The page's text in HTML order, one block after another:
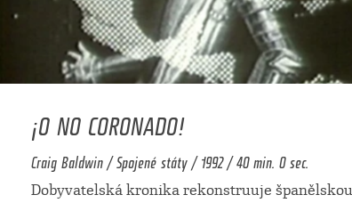
¡O NO CORONADO!
Craig Baldwin / Spojené státy / 1992 / 40 min. 0 sec.
Dobyvatelská kronika rekonstruuje španělskou